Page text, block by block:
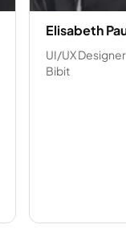
Elisabeth
UI/UX Designer
Bibit